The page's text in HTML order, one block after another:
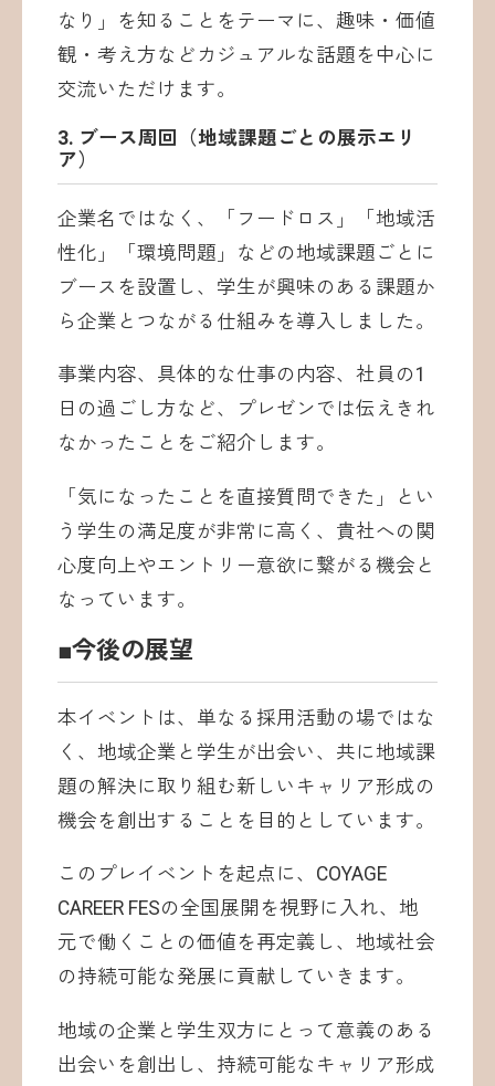
なり」を知ることをテーマに、趣味・価値
観・考え方などカジュアルな話題を中心に
交流いただけます。
3. ブース周回（地域課題ごとの展示エリ
ア）
企業名ではなく、「フードロス」「地域活
性化」「環境問題」などの地域課題ごとに
ブースを設置し、学生が興味のある課題か
ら企業とつながる仕組みを導入しました。
事業内容、具体的な仕事の内容、社員の1
日の過ごし方など、プレゼンでは伝えきれ
なかったことをご紹介します。
「気になったことを直接質問できた」とい
う学生の満足度が非常に高く、貴社への関
心度向上やエントリー意欲に繋がる機会と
なっています。
■今後の展望
本イベントは、単なる採用活動の場ではな
く、地域企業と学生が出会い、共に地域課
題の解決に取り組む新しいキャリア形成の
機会を創出することを目的としています。
このプレイベントを起点に、COYAGE
CAREER FESの全国展開を視野に入れ、地
元で働くことの価値を再定義し、地域社会
の持続可能な発展に貢献していきます。
地域の企業と学生双方にとって意義のある
出会いを創出し、持続可能なキャリア形成